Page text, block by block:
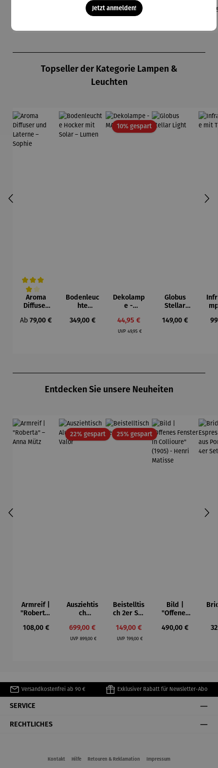
Hocker
mit Solar
Regulärer Preis:
349,00 €
Regulärer Preis:
79,00 €
Topseller der Kategorie Lampen &
Leuchten
Durchschnittliche Bewertung von 4 von 5 Sternen
Aroma
Diffuser
Laterne –
Regulärer Preis:
Ab79,00 €
Bodenleuc
hte
mit Solar
Regulärer Preis:
349,00 €
10% gespartRabatt
Dekolamp
e -
CH
Verkaufspreis:
44,95 €
UVP Regulärer Preis:
49,95 €
Globus
Stellar
Regulärer Preis:
149,00 €
Entdecken Sie unsere Neuheiten
Armreif |
"Roberta"
Mütz
Regulärer Preis:
108,00 €
22% gespartRabatt
Ausziehtis
ch
– Valor
Verkaufspreis:
699,00 €
UVPRegulärer Preis:
899,00 €
25% gespartRabatt
Beistelltis
ch 2er Set
Verkaufspreis:
149,00 €
UVP Regulärer Preis:
199,00 €
Bild |
"Offenes
Collioure"
Regulärer Preis:
490,00 €
Versandkostenfrei ab 90 € Exklusiver Rabatt für Newsletter-Abo
SERVICE
RECHTLICHES
Kontakt Hilfe Retouren & Reklamation Impressum
Jetzt anmelden!